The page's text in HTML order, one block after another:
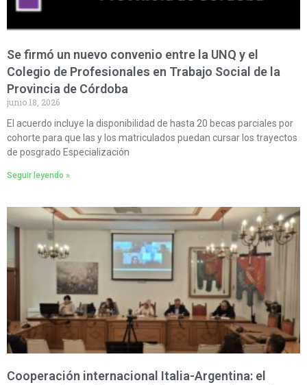
Se firmó un nuevo convenio entre la UNQ y el
Colegio de Profesionales en Trabajo Social de la
Provincia de Córdoba
junio 18, 2026
El acuerdo incluye la disponibilidad de hasta 20 becas parciales por
cohorte para que las y los matriculados puedan cursar los trayectos
de posgrado Especialización
Seguir leyendo »
Cooperación internacional Italia-Argentina: el